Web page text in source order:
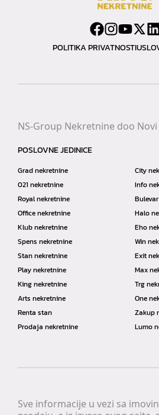
POLITIKA PRIVATNOSTI
Sve informacije u vezi sa
NS-Group Nekretnine doo Novi
POSLOVNE JEDINICE
Grad nekretnine
City
021 nekretnine
Info
Royal nekretnine
Office nekretnine
Halo
Klub nekretnine
Eho
Spens nekretnine
Win
Stan nekretnine
Exit
Play nekretnine
Max
King nekretnine
Trg
Arts nekretnine
One
Renta stan
Zakup
Prodaja nekretnine
Lumo